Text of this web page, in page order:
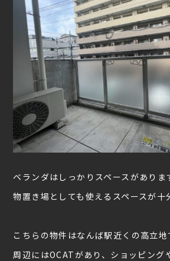
ベランダはしっかりスペースがありま
物置き場としても使えるスペースが十
こちらの物件はなんば駅近くの高立地
周辺にはOCATがあり、ショッピング